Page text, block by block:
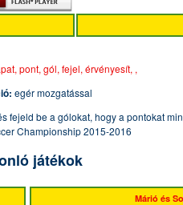
pont, gól, fejel, érvényesít, ,
egér mozgatással
fejeld be a gólokat, hogy a pontokat
Championship 2015-2016
játékok
Márió és